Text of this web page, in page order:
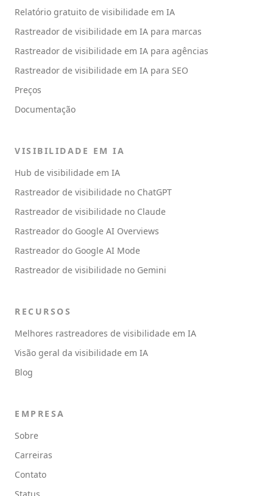
Relatório gratuito de visibilidade em IA
Rastreador de visibilidade em IA para marcas
Rastreador de visibilidade em IA para agências
Rastreador de visibilidade em IA para SEO
Preços
Documentação
VISIBILIDADE EM IA
Hub de visibilidade em IA
Rastreador de visibilidade no ChatGPT
Rastreador de visibilidade no Claude
Rastreador do Google AI Overviews
Rastreador do Google AI Mode
Rastreador de visibilidade no Gemini
RECURSOS
Melhores rastreadores de visibilidade em IA
Visão geral da visibilidade em IA
Blog
EMPRESA
Sobre
Carreiras
Contato